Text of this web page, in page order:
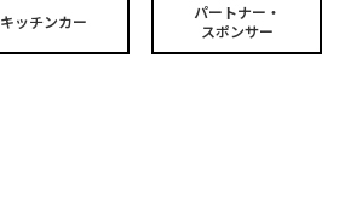
キッチンカー
パートナー・
スポンサー